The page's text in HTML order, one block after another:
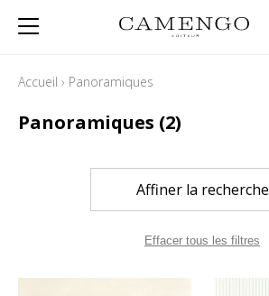
Accueil › Panoramiques
Panoramiques (2)
Affiner la recherche
Effacer tous les filtres